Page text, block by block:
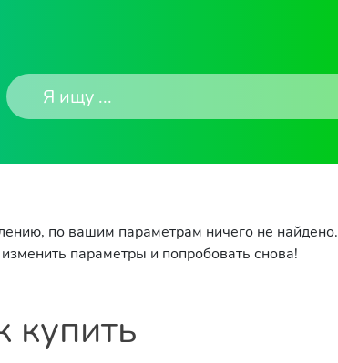
по вашим параметрам ничего не найдено.
параметры и попробовать снова!
купить